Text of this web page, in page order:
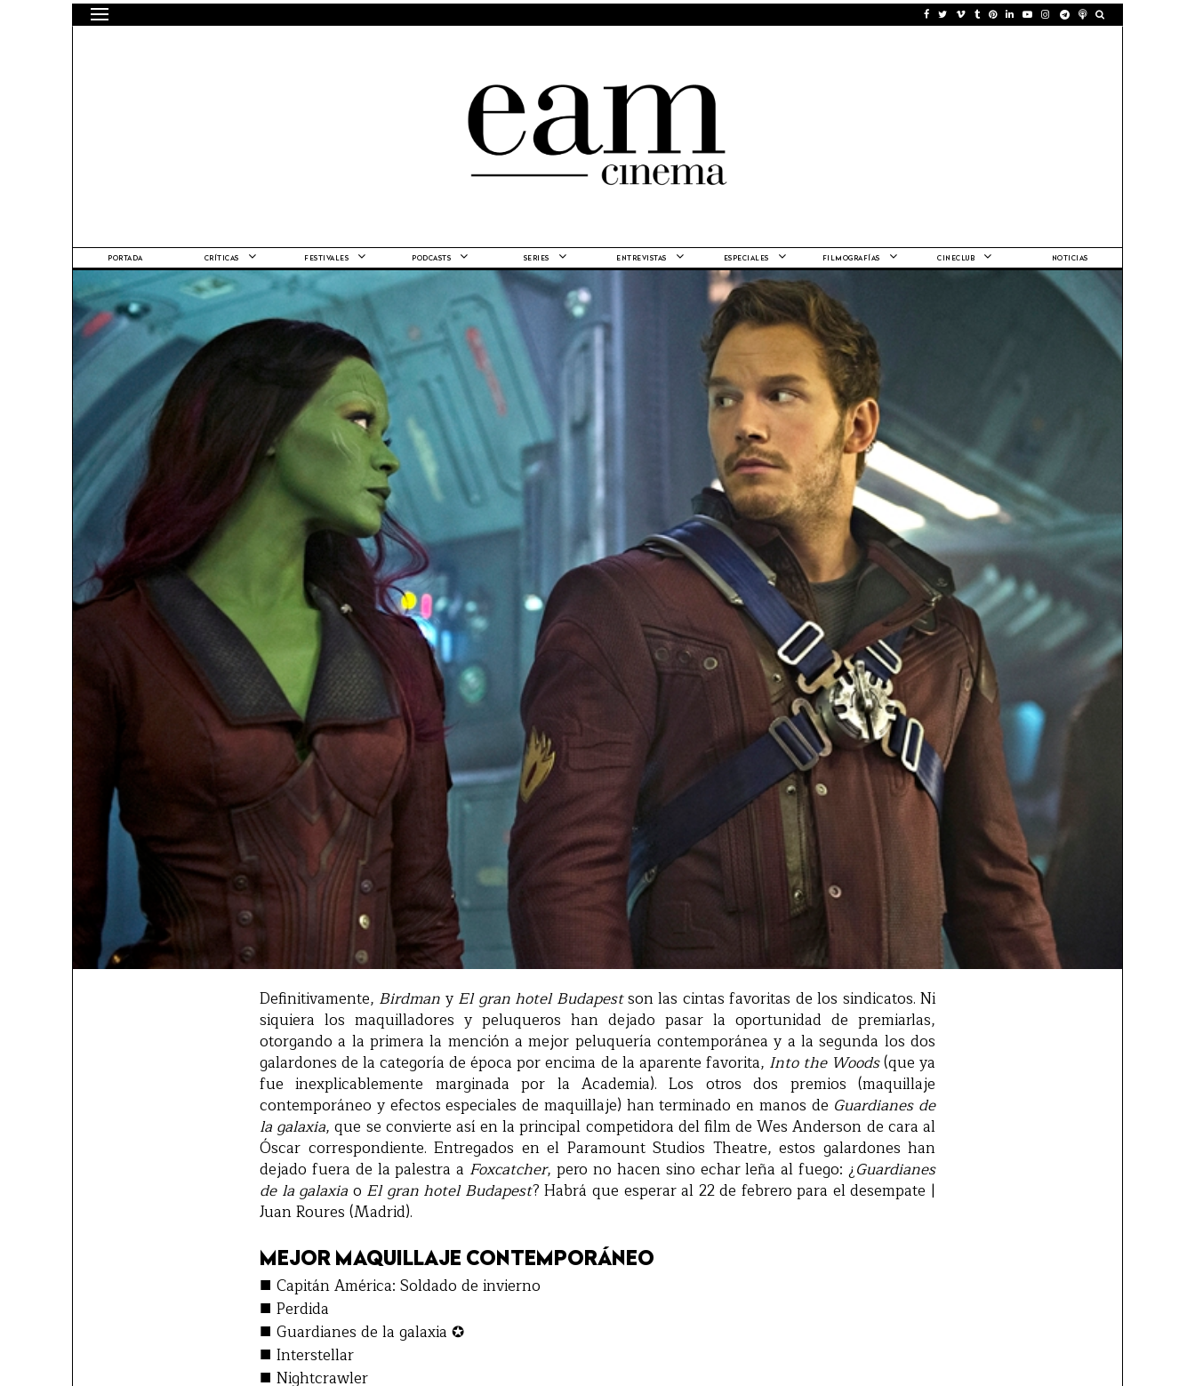
PORTADA CRÍTICAS FESTIVALES PODCASTS SERIES ENTREVISTAS ESPECIALES FILMOGRAFÍAS CINECLUB NOTICIAS
Definitivamente, Birdman y El gran hotel Budapestson las cintas favoritas de los sindicatos. Ni
siquiera los maquilladores y peluqueros han dejado pasar la oportunidad de premiarlas,
otorgando a la primera la mención a mejor peluquería contemporánea y a la segunda los dos
galardones de la categoría de época por encima de la aparente favorita, Into the Woods(que ya
fue inexplicablemente marginada por la Academia). Los otros dos premios (maquillaje
contemporáneo y efectos especiales de maquillaje) han terminado en manos de Guardianes de
la galaxia, que se convierte así en la principal competidora del film de Wes Anderson de cara al
Óscar correspondiente. Entregados en el Paramount Studios Theatre, estos galardones han
dejado fuera de la palestra a Foxcatcher, pero no hacen sino echar leña al fuego: ¿Guardianes
de la galaxia o El gran hotel Budapest? Habrá que esperar al 22 de febrero para el desempate |
Juan Roures (Madrid).
MEJOR MAQUILLAJE CONTEMPORÁNEO
■ Capitán América: Soldado de invierno
■ Perdida
■ Guardianes de la galaxia ✪
■ Interstellar
■ Nightcrawler